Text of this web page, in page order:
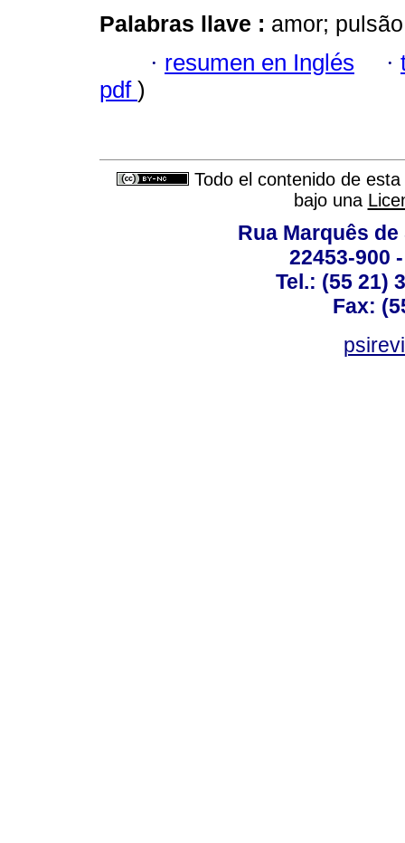
Palabras llave : amor;
· resumen en Inglés ·
pdf )
Todo el contenido de
bajo una
Rua Marquês de
22453-900
Tel.: (55 21)
Fax: